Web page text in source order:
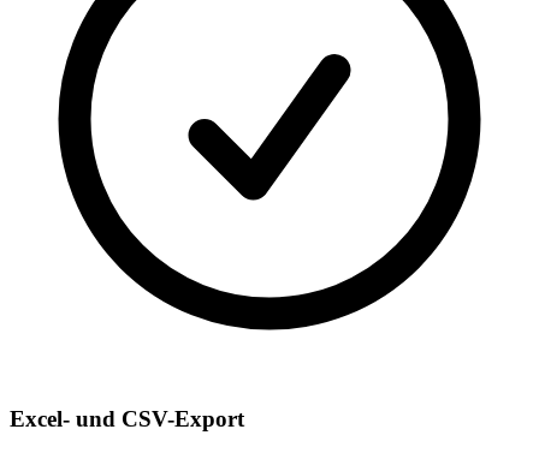
Excel- und CSV-Export